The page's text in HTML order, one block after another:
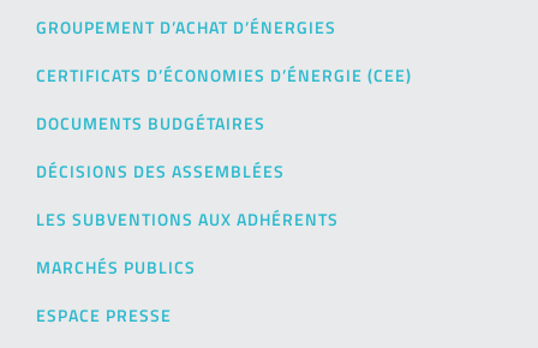
GROUPEMENT D’ACHAT D’ÉNERGIES
CERTIFICATS D’ÉCONOMIES D’ÉNERGIE (CEE)
DOCUMENTS BUDGÉTAIRES
DÉCISIONS DES ASSEMBLÉES
LES SUBVENTIONS AUX ADHÉRENTS
MARCHÉS PUBLICS
ESPACE PRESSE